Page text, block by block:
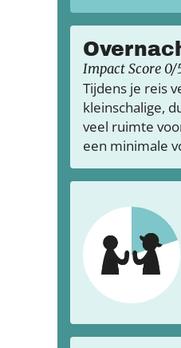
Impact Score 0/
Tijdens je reis
kleinschalige,
veel ruimte
een minimale